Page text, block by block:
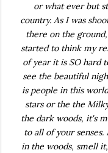
or what ever but
country. As I was
there on the
started to think my
of year it is SO hard
see the beautiful
is people in this
stars or the the
the dark woods, it's
to all of your
in the woods, smell